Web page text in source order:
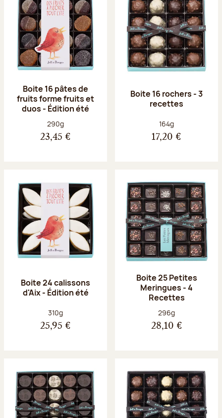
Boite 16 pâtes de
fruits forme fruits et
duos - Édition été
Poids net :
290g
23,45 €
Boite 16 rochers - 3
recettes
Poids net :
164g
17,20 €
Boite 24 calissons
d'Aix - Édition été
Poids net :
310g
25,95 €
Boite 25 Petites
Meringues - 4
Recettes
Poids net :
296g
28,10 €